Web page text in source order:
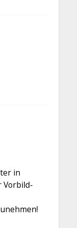
in
Vorbild-